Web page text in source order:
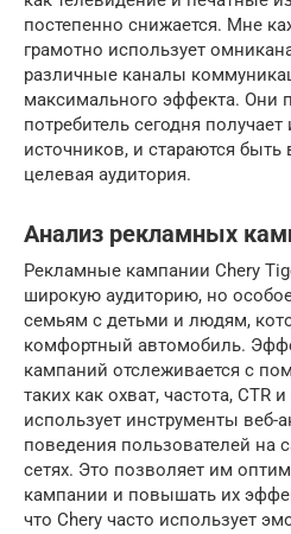
постепенно снижается. Мне
грамотно использует
различные каналы
максимального эффекта. Они
потребитель сегодня
источников, и стараются быть
целевая аудитория.
Анализ рекламных
Рекламные кампании Chery
широкую аудиторию, но
семьям с детьми и людям,
комфортный автомобиль.
кампаний отслеживается с
таких как охват, частота, CTR
использует инструменты веб-
поведения пользователей на
сетях. Это позволяет им
кампании и повышать их
что Chery часто использует